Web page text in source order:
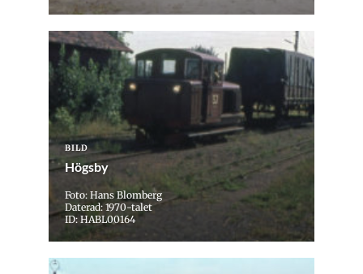
BILD
Högsby
Foto: Hans Blomberg
Daterad: 1970-talet
ID: HABL00164